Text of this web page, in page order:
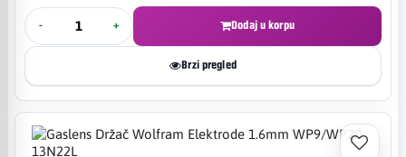
- + Dodaj u korpu
Brzi pregled